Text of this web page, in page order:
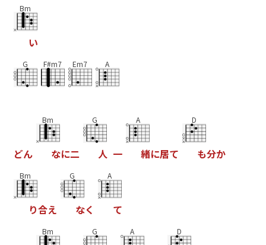
Bm
い
G F#m7 Em7 A
どん
Bm
なに二
G
人 一
A
緒に居て
D
も分か
Bm
り合え
G
なく
A
て
Bm G A D